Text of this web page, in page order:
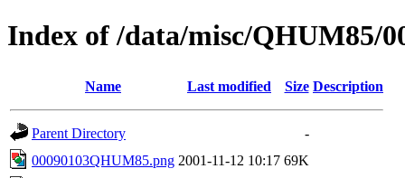
Index of /data/misc/QHUM85/
Name Last modified Size Description
Parent Directory
-
00090103QHUM85.png 2001-11-12 10:17 69K